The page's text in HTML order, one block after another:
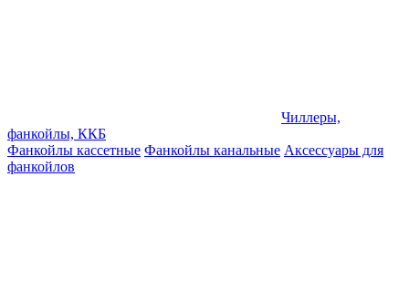
Чиллеры,
фанкойлы, ККБ
Фанкойлы кассетные Фанкойлы канальные Аксессуары для
фанкойлов